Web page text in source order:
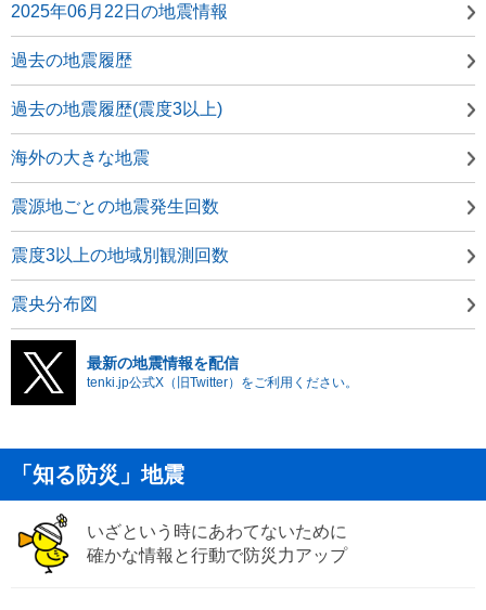
2025年06月22日の地震情報
過去の地震履歴
過去の地震履歴(震度3以上)
海外の大きな地震
震源地ごとの地震発生回数
震度3以上の地域別観測回数
震央分布図
最新の地震情報を配信
tenki.jp公式X（旧Twitter）をご利用ください。
「知る防災」地震
いざという時にあわてないために
確かな情報と行動で防災力アップ